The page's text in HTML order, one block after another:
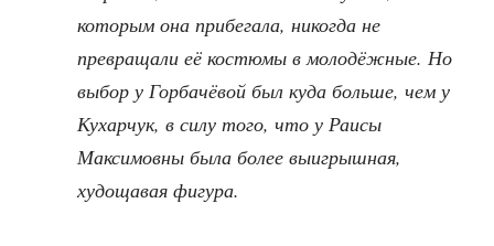
которым она прибегала, никогда не
превращали её костюмы в молодёжные. Но
выбор у Горбачёвой был куда больше, чем у
Кухарчук, в силу того, что у Раисы
Максимовны была более выигрышная,
худощавая фигура.